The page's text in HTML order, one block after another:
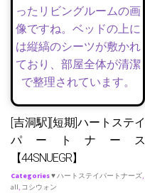
[吉洞駅][短期]ハートステイ
パートナース
【44SNUEGR】
Categories♥ ハートステイパートナーズ,
all, コシウォン